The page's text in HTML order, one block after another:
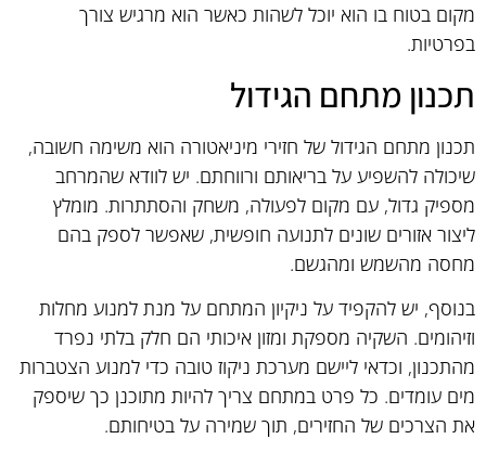
מקום בטוח בו הוא יוכל לשהות כאשר הוא מרגיש צורך
בפרטיות.
תכנון מתחם הגידול
תכנון מתחם הגידול של חזירי מיניאטורה הוא משימה חשובה,
שיכולה להשפיע על בריאותם ורווחתם. יש לוודא שהמרחב
מספיק גדול, עם מקום לפעולה, משחק והסתתרות. מומלץ
ליצור אזורים שונים לתנועה חופשית, שאפשר לספק בהם
מחסה מהשמש ומהגשם.
בנוסף, יש להקפיד על ניקיון המתחם על מנת למנוע מחלות
וזיהומים. השקיה מספקת ומזון איכותי הם חלק בלתי נפרד
מהתכנון, וכדאי ליישם מערכת ניקוז טובה כדי למנוע הצטברות
מים עומדים. כל פרט במתחם צריך להיות מתוכנן כך שיספק
את הצרכים של החזירים, תוך שמירה על בטיחותם.